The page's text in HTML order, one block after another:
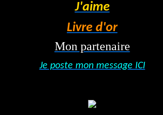
J'aime
Livre d'or
Mon partenaire
Je poste mon message ICI